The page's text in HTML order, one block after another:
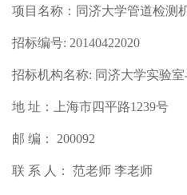
项目名称：同济大学管道检测
招标编号: 20140422020
招标机构名称: 同济大学实验
地 址：上海市四平路1239号
邮 编： 200092
联 系 人： 范老师 李老师